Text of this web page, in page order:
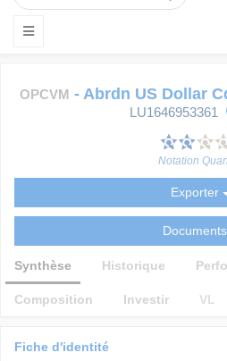
OPCVM - Abrdn US Dollar
LU1646953361
Notation
Exporter
Documents
Synthèse Historique
Composition Investir VL
Fiche d'identité